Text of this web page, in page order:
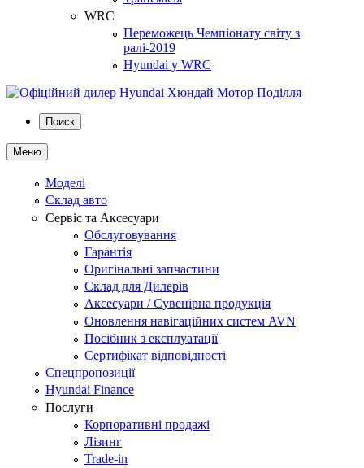
WRC
Переможець Чемпіонату світу з
ралі-2019
Hyundai у WRC
Поиск
Меню
Моделі
Склад авто
Сервіс та Аксесуари
Обслуговування
Гарантія
Оригінальні запчастини
Склад для Дилерів
Аксесуари / Сувенірна продукція
Оновлення навігаційних систем AVN
Посібник з експлуатації
Сертифікат відповідності
Спецпропозиції
Hyundai Finance
Послуги
Корпоративні продажі
Лізинг
Trade-in